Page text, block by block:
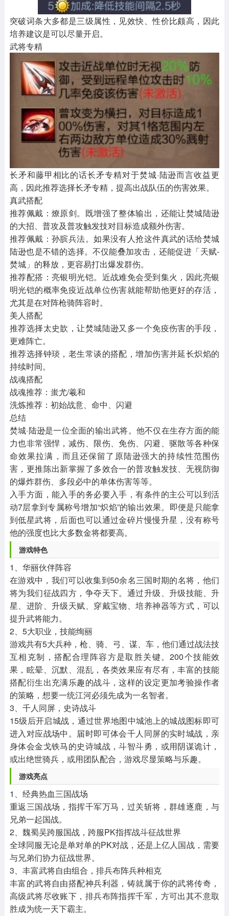
突破词条大多都是三级属性，见效快、性价比颇高，因此
培养建议是可以尽量开启。
武将专精
长矛和藤甲相比的话长矛专精对于焚城·陆逊而言收益更
高，因此推荐选择长矛专精，提高出战队伍的伤害效果。
真武搭配
推荐佩戴：燎原剑。既增强了整体输出，还能让焚城陆逊
的大招、普攻及普攻触发技对目标造成额外伤害。
推荐佩戴：孙膑兵法。如果没有人抢这件真武的话给焚城
陆逊也是不错的选择。不仅能叠加攻击，还能促进「天赋-
焚城」的释放，更容易打出爆发群伤。
推荐配搭：亮银明光铠。近战难免会受到集火，因此亮银
明光铠的概率免疫近战单位伤害就能帮助他更好的存活，
尤其是在对阵枪骑阵容时。
美人搭配
推荐选择太史歆 ，让焚城陆逊又多一个免疫伤害的手段，
更难阵亡。
推荐选择钟琰 ，老生常谈的搭配，增加伤害并延长炽焰的
持续时间。
战魂搭配
战魂推荐：蚩尤/羲和
洗炼推荐：初始战意、命中、闪避
总结
焚城·陆逊是一位全面的输出武将。他不仅在生存方面的能
力也非常强悍，减伤、限伤、免伤、闪避、驱散等各种保
命效果拉满，而且还保留了原陆逊强大的持续性范围伤
害，更推陈出新掌握了多效合一的普攻触发技、无视防御
的爆炸群伤、多段必中的单体伤害等等。
入手方面，能入手的务必要入手，有条件的主公可以到活
动7层拿到专属称号增加“炽焰”的输出效果。即便是只能拿
到低星武将，后面也可以通过金碎片慢慢升星，没有称号
他的强度也比大多数金将都要高。
游戏特色
1、华丽伙伴阵容
在游戏中，我们可以收集到50余名三国时期的名将，他们
将为我们征战四方，争夺天下。通过升级、升级技能、升
星、进阶、升级天赋、穿戴宝物、培养神器等方式，可以
提升武将能力。
2、5大职业，技能绚丽
游戏共有5大兵种，枪、骑、弓、谋、车，他们通过战法技
互相克制，搭配合理阵容方是取胜关键。200个技能效
果，眩晕、沉默、混乱，各类效果应有尽有，丰富的技能
搭配衍生出充满乐趣的战斗，这样的设定更加考验操作者
的策略，想要一统江河必须先成为一名智者。
3、千人同屏，史诗战斗
15级后开启城战，通过世界地图中城池上的城战图标即可
进入对应战场中。届时即可体会千人同屏的实时城战，亲
身体会金戈铁马的史诗城战，斗智斗勇，或用阴谋诡计，
或出绝世骑兵，或用团队配合，游戏尽显策略与乐趣。
游戏亮点
1、经典热血三国战场
重返三国战场，指挥千军万马，过关斩将，群雄逐鹿，与
兄弟一起国战。
2、魏蜀吴跨服国战，跨服PK指挥战斗征战世界
全球同服无论是单对单的PK对战，还是上亿人国战，需要
与兄弟们协力征战世界。
3、丰富武将自由组合，排兵布阵兵种相克
丰富的武将自由搭配神兵利器，铸就属于你的武将传奇，
高级武将尽收账下，排兵布阵指挥千军，方可出其不意取
胜成为统一天下霸主。